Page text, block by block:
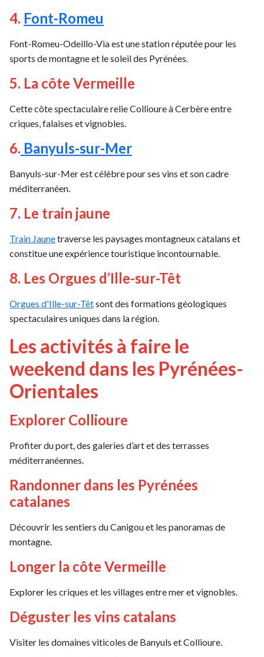
4. Font-Romeu
Font-Romeu-Odeillo-Via est une station réputée pour les
sports de montagne et le soleil des Pyrénées.
5. La côte Vermeille
Cette côte spectaculaire relie Collioure à Cerbère entre
criques, falaises et vignobles.
6. Banyuls-sur-Mer
Banyuls-sur-Mer est célèbre pour ses vins et son cadre
méditerranéen.
7. Le train jaune
Train Jaunetraverse les paysages montagneux catalans et
constitue une expérience touristique incontournable.
8. Les Orgues d’Ille-sur-Têt
Orgues d'Ille-sur-Têtsont des formations géologiques
spectaculaires uniques dans la région.
Les activités à faire le
weekend dans les Pyrénées-
Orientales
Explorer Collioure
Profiter du port, des galeries d’art et des terrasses
méditerranéennes.
Randonner dans les Pyrénées
catalanes
Découvrir les sentiers du Canigou et les panoramas de
montagne.
Longer la côte Vermeille
Explorer les criques et les villages entre mer et vignobles.
Déguster les vins catalans
Visiter les domaines viticoles de Banyuls et Collioure.